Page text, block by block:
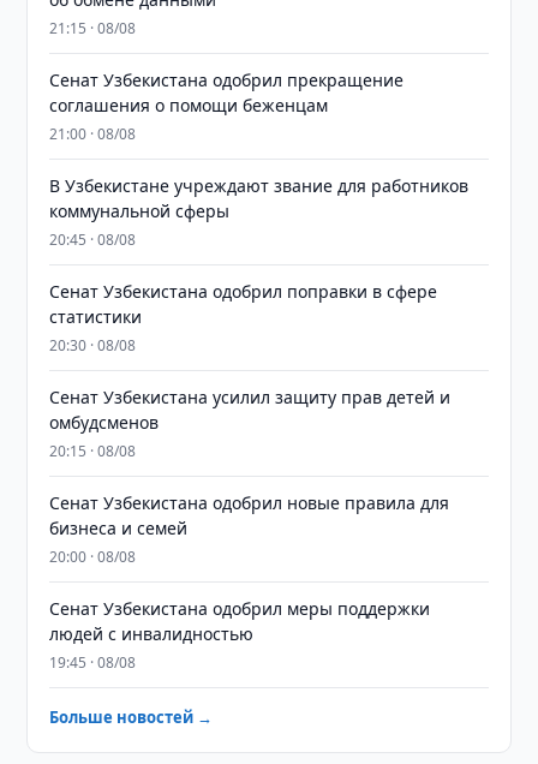
21:15 · 08/08
Сенат Узбекистана одобрил прекращение
соглашения о помощи беженцам
21:00 · 08/08
В Узбекистане учреждают звание для работников
коммунальной сферы
20:45 · 08/08
Сенат Узбекистана одобрил поправки в сфере
статистики
20:30 · 08/08
Сенат Узбекистана усилил защиту прав детей и
омбудсменов
20:15 · 08/08
Сенат Узбекистана одобрил новые правила для
бизнеса и семей
20:00 · 08/08
Сенат Узбекистана одобрил меры поддержки
людей с инвалидностью
19:45 · 08/08
Больше новостей →